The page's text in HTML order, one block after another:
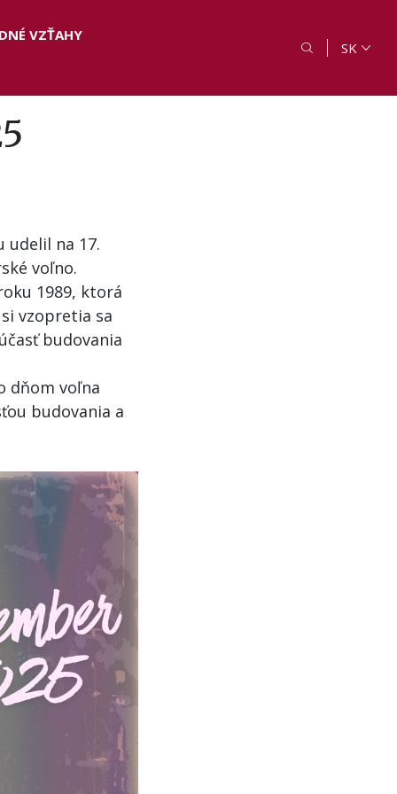
VZŤAHY
SK
udelil na 17.
voľno.
1989, ktorá
vzopretia sa
budovania
dňom voľna
budovania a